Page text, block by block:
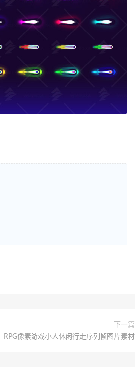
下一篇
RPG像素游戏小人休闲行走序列帧图片素材